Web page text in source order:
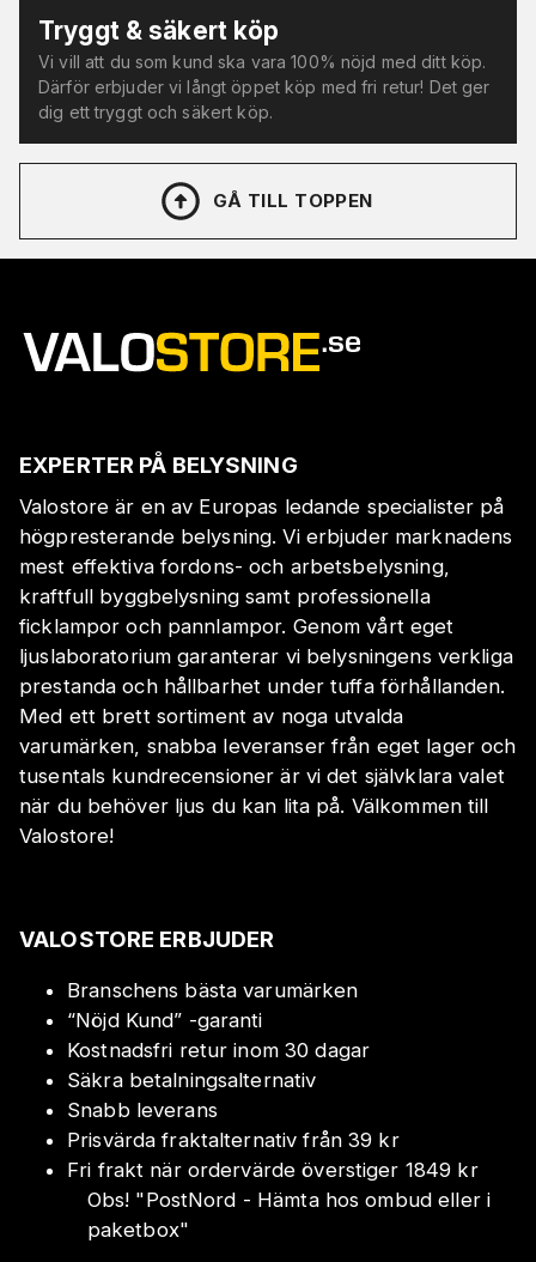
Tryggt & säkert köp
Vi vill att du som kund ska vara 100% nöjd med ditt köp.
Därför erbjuder vi långt öppet köp med fri retur! Det ger
dig ett tryggt och säkert köp.
GÅ TILL TOPPEN
EXPERTER PÅ BELYSNING
Valostore är en av Europas ledande specialister på
högpresterande belysning. Vi erbjuder marknadens
mest effektiva fordons- och arbetsbelysning,
kraftfull byggbelysning samt professionella
ficklampor och pannlampor. Genom vårt eget
ljuslaboratorium garanterar vi belysningens verkliga
prestanda och hållbarhet under tuffa förhållanden.
Med ett brett sortiment av noga utvalda
varumärken, snabba leveranser från eget lager och
tusentals kundrecensioner är vi det självklara valet
när du behöver ljus du kan lita på. Välkommen till
Valostore!
VALOSTORE ERBJUDER
Branschens bästa varumärken
“Nöjd Kund” -garanti
Kostnadsfri retur inom 30 dagar
Säkra betalningsalternativ
Snabb leverans
Prisvärda fraktalternativ från 39 kr
Fri frakt när ordervärde överstiger 1849 kr
Obs! "PostNord - Hämta hos ombud eller i
paketbox"